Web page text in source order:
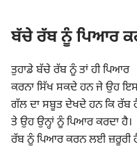
ਬੱਚੇ ਰੱਬ ਨੂੰ ਪਿਆਰ
ਤੁਹਾਡੇ ਬੱਚੇ ਰੱਬ ਨੂੰ ਤਾਂ ਹੀ ਪਿਆਰ
ਕਰਨਾ ਸਿੱਖ ਸਕਦੇ ਹਨ ਜੇ ਉਹ
ਗੱਲ ਦਾ ਸਬੂਤ ਦੇਖਦੇ ਹਨ ਕਿ ਰੱਬ
ਤੇ ਉਹ ਉਨ੍ਹਾਂ ਨੂੰ ਪਿਆਰ ਕਰਦਾ ਹੈ।
ਰੱਬ ਨੂੰ ਪਿਆਰ ਕਰਨ ਲਈ ਜ਼ਰੂਰੀ